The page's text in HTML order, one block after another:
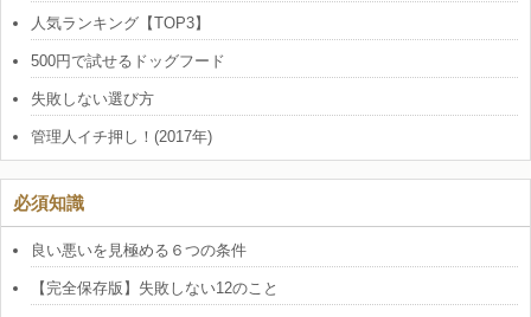
人気ランキング【TOP3】
500円で試せるドッグフード
失敗しない選び方
管理人イチ押し！(2017年)
必須知識
良い悪いを見極める６つの条件
【完全保存版】失敗しない12のこと